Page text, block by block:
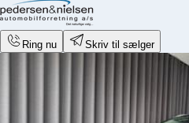
Ring nu Skriv til sælger